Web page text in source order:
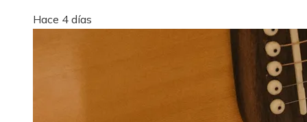
Hace 4 días